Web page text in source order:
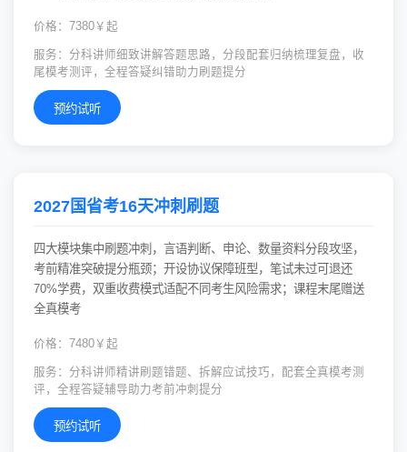
价格：7380￥起
服务：分科讲师细致讲解答题思路，分段配套归纳梳理复盘，收
尾模考测评，全程答疑纠错助力刷题提分
预约试听
2027国省考16天冲刺刷题
四大模块集中刷题冲刺，言语判断、申论、数量资料分段攻坚，
考前精准突破提分瓶颈；开设协议保障班型，笔试未过可退还
70%学费，双重收费模式适配不同考生风险需求；课程末尾赠送
全真模考
价格：7480￥起
服务：分科讲师精讲刷题错题、拆解应试技巧，配套全真模考测
评，全程答疑辅导助力考前冲刺提分
预约试听